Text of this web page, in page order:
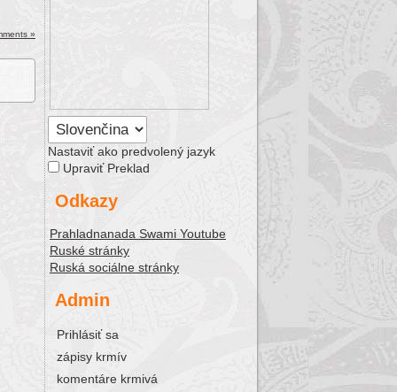
»
Nastaviť ako predvolený jazyk
Upraviť Preklad
Odkazy
Prahladnanada Swami Youtube
Ruské stránky
Ruská sociálne stránky
Admin
Prihlásiť sa
zápisy krmív
komentáre krmivá